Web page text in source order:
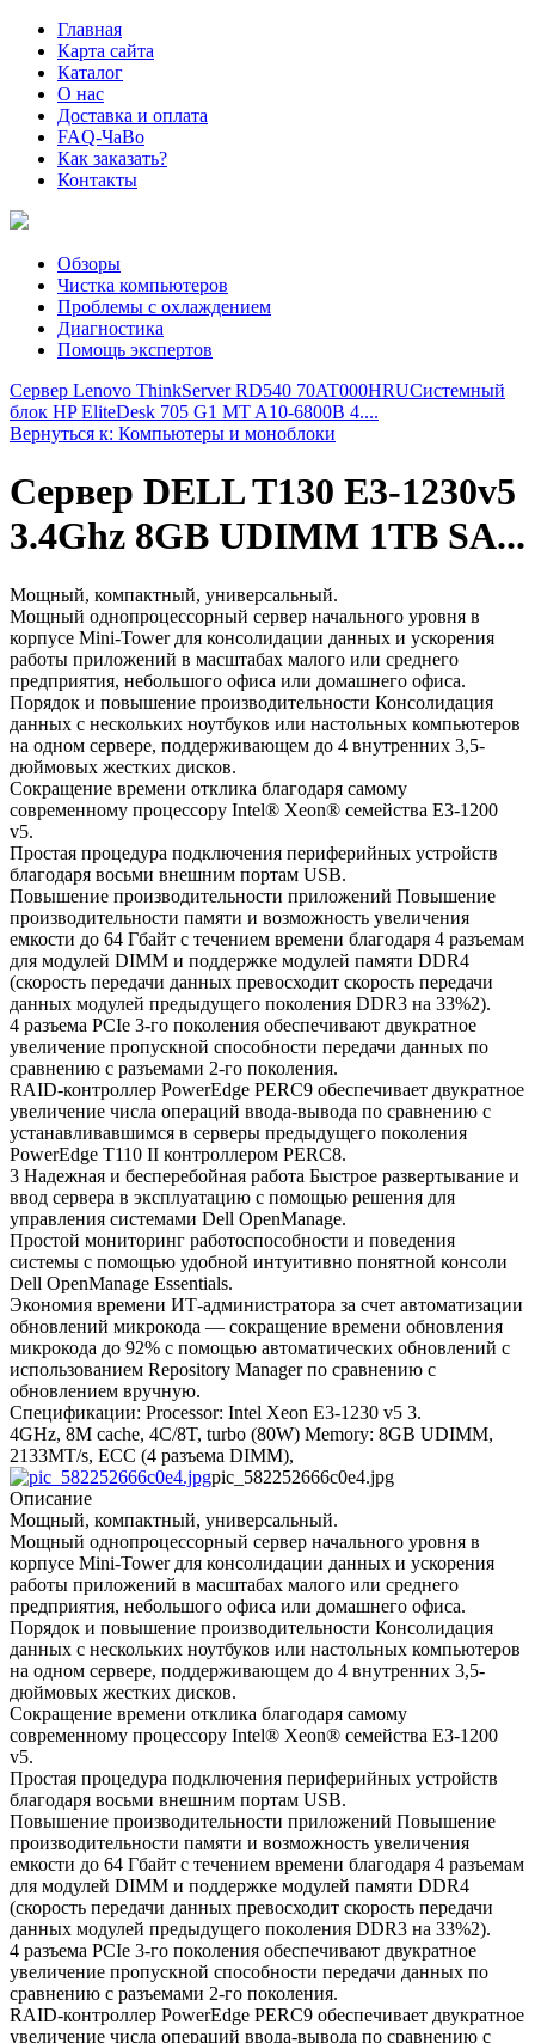
Главная
Карта сайта
Каталог
О нас
Доставка и оплата
FAQ-ЧаВо
Как заказать?
Контакты
Обзоры
Чистка компьютеров
Проблемы с охлаждением
Диагностика
Помощь экспертов
Сервер Lenovo ThinkServer RD540 70AT000HRUСистемный
блок HP EliteDesk 705 G1 MT A10-6800B 4....
Вернуться к: Компьютеры и моноблоки
Сервер DELL T130 E3-1230v5
3.4Ghz 8GB UDIMM 1TB SA...
Мощный, компактный, универсальный.
Мощный однопроцессорный сервер начального уровня в
корпусе Mini-Tower для консолидации данных и ускорения
работы приложений в масштабах малого или среднего
предприятия, небольшого офиса или домашнего офиса.
Порядок и повышение производительности Консолидация
данных с нескольких ноутбуков или настольных компьютеров
на одном сервере, поддерживающем до 4 внутренних 3,5-
дюймовых жестких дисков.
Сокращение времени отклика благодаря самому
современному процессору Intel® Xeon® семейства E3-1200
v5.
Простая процедура подключения периферийных устройств
благодаря восьми внешним портам USB.
Повышение производительности приложений Повышение
производительности памяти и возможность увеличения
емкости до 64 Гбайт с течением времени благодаря 4 разъемам
для модулей DIMM и поддержке модулей памяти DDR4
(скорость передачи данных превосходит скорость передачи
данных модулей предыдущего поколения DDR3 на 33%2).
4 разъема PCIe 3-го поколения обеспечивают двукратное
увеличение пропускной способности передачи данных по
сравнению с разъемами 2-го поколения.
RAID-контроллер PowerEdge PERC9 обеспечивает двукратное
увеличение числа операций ввода-вывода по сравнению с
устанавливавшимся в серверы предыдущего поколения
PowerEdge T110 II контроллером PERC8.
3 Надежная и бесперебойная работа Быстрое развертывание и
ввод сервера в эксплуатацию с помощью решения для
управления системами Dell OpenManage.
Простой мониторинг работоспособности и поведения
системы с помощью удобной интуитивно понятной консоли
Dell OpenManage Essentials.
Экономия времени ИТ-администратора за счет автоматизации
обновлений микрокода — сокращение времени обновления
микрокода до 92% с помощью автоматических обновлений с
использованием Repository Manager по сравнению с
обновлением вручную.
Спецификации: Processor: Intel Xeon E3-1230 v5 3.
4GHz, 8M cache, 4C/8T, turbo (80W) Memory: 8GB UDIMM,
2133MT/s, ECC (4 разъема DIMM),
pic_582252666c0e4.jpg
Описание
Мощный, компактный, универсальный.
Мощный однопроцессорный сервер начального уровня в
корпусе Mini-Tower для консолидации данных и ускорения
работы приложений в масштабах малого или среднего
предприятия, небольшого офиса или домашнего офиса.
Порядок и повышение производительности Консолидация
данных с нескольких ноутбуков или настольных компьютеров
на одном сервере, поддерживающем до 4 внутренних 3,5-
дюймовых жестких дисков.
Сокращение времени отклика благодаря самому
современному процессору Intel® Xeon® семейства E3-1200
v5.
Простая процедура подключения периферийных устройств
благодаря восьми внешним портам USB.
Повышение производительности приложений Повышение
производительности памяти и возможность увеличения
емкости до 64 Гбайт с течением времени благодаря 4 разъемам
для модулей DIMM и поддержке модулей памяти DDR4
(скорость передачи данных превосходит скорость передачи
данных модулей предыдущего поколения DDR3 на 33%2).
4 разъема PCIe 3-го поколения обеспечивают двукратное
увеличение пропускной способности передачи данных по
сравнению с разъемами 2-го поколения.
RAID-контроллер PowerEdge PERC9 обеспечивает двукратное
увеличение числа операций ввода-вывода по сравнению с